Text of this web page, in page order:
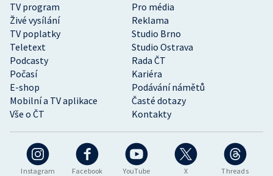
Instagram Facebook YouTube X Threads
TV program
Pro média
Živé vysílání
Reklama
TV poplatky
Studio Brno
Teletext
Studio Ostrava
Podcasty
Rada ČT
Počasí
Kariéra
E-shop
Podávání námětů
Mobilní a TV aplikace
Časté dotazy
Vše o ČT
Kontakty